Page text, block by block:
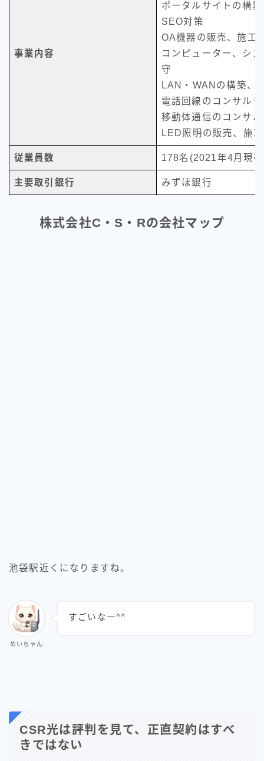
事業内容
ポータルサイトの構
SEO対策
OA機器の販売、施工
コンピューター、シ
守
LAN・WANの構築、
電話回線のコンサル
移動体通信のコンサ
LED照明の販売、施
従業員数 178名(2021年4月現
主要取引銀行 みずほ銀行
株式会社C・S・Rの会社マップ
池袋駅近くになりますね。
めいちゃん
すごいなー^^
CSR光は評判を見て、正直契約はすべ
きではない